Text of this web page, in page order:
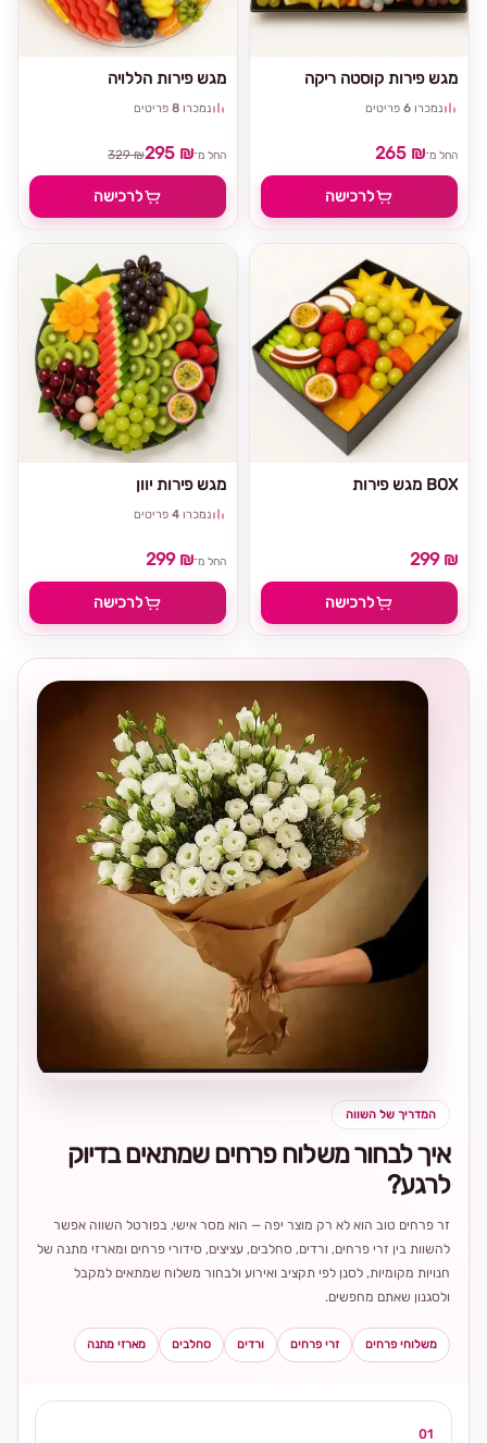
מגש פירות הללויה
נמכרו 8 פריטים
החל מ־295 ₪
329 ₪
לרכישה
מגש פירות קוסטה ריקה
נמכרו 6 פריטים
החל מ־265 ₪
לרכישה
מגש פירות יוון
נמכרו 4 פריטים
החל מ־299 ₪
לרכישה
מגש פירות BOX
299 ₪
לרכישה
המדריך של השווה
איך לבחור משלוח פרחים שמתאים בדיוק
לרגע?
זר פרחים טוב הוא לא רק מוצר יפה — הוא מסר אישי. בפורטל השווה אפשר
להשוות בין זרי פרחים, ורדים, סחלבים, עציצים, סידורי פרחים ומארזי מתנה של
חנויות מקומיות, לסנן לפי תקציב ואירוע ולבחור משלוח שמתאים למקבל
ולסגנון שאתם מחפשים.
משלוחי פרחים זרי פרחים ורדים סחלבים מארזי מתנה
01